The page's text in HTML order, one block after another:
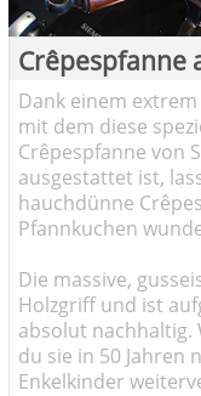
Crêpespfanne
Dank einem
mit dem diese
Crêpespfanne von
ausgestattet ist,
hauchdünne
Pfannkuchen
Die massive,
Holzgriff und ist
absolut nachhaltig.
du sie in 50 Jahren
Enkelkinder